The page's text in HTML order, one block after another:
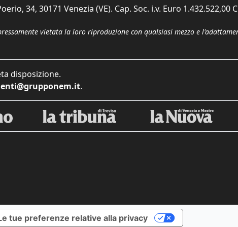
34, 30171 Venezia (VE). Cap. Soc. i.v. Euro 1.432.522,00
vietata la loro riproduzione con qualsiasi mezzo e
disposizione.
.
tue preferenze relative alla privacy